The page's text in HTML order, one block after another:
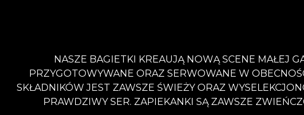
NASZE BAGIETKI KREAUJĄ NOWĄ SCENE MAŁEJ
PRZYGOTOWYWANE ORAZ SERWOWANE W
SKŁADNIKÓW JEST ZAWSZE ŚWIEŻY ORAZ
PRAWDZIWY SER. ZAPIEKANKI SĄ ZAWSZE